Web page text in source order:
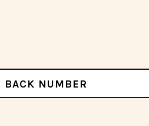
BACK NUMBER